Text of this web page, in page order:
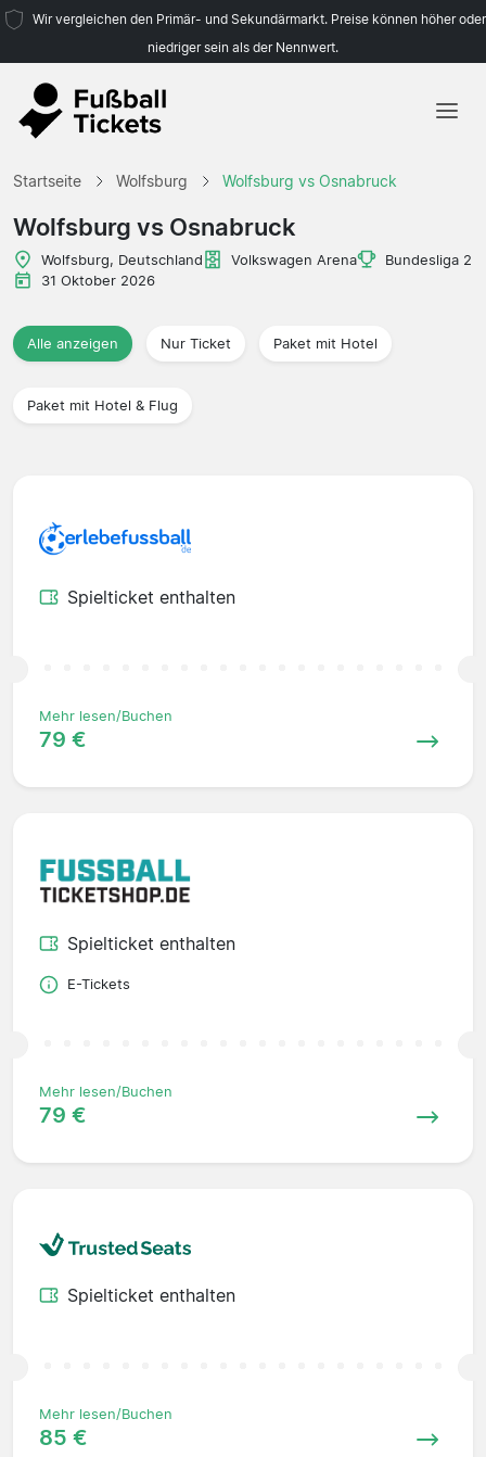
Wir vergleichen den Primär- und Sekundärmarkt. Preise können höher oder
niedriger sein als der Nennwert.
Startseite Wolfsburg Wolfsburg vs Osnabruck
Wolfsburg vs Osnabruck
Wolfsburg, Deutschland Volkswagen Arena
Bundesliga 2
31 Oktober 2026
Alle anzeigen Nur Ticket Paket mit Hotel
Paket mit Hotel & Flug
Spielticket enthalten
Mehr lesen/Buchen
79 €
Spielticket enthalten
E-Tickets
Mehr lesen/Buchen
79 €
Spielticket enthalten
Mehr lesen/Buchen
85 €